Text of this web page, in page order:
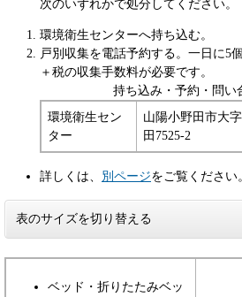
次のいずれかで処分してください。
環境衛生センターへ持ち込む。
戸別収集を電話予約する。一日に5
＋税の収集手数料が必要です。
持ち込み・予約・問い
環境衛生セン
ター
山陽小野田市大
田7525-2
詳しくは、 別ページをご覧ください
表のサイズを切り替える
ベッド・折りたたみベッ